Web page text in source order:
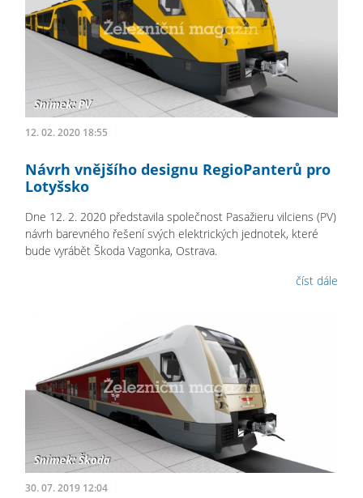
12. 02. 2020 18:55
Návrh vnějšího designu RegioPanterů pro
Lotyšsko
Dne 12. 2. 2020 představila společnost Pasažieru vilciens (PV)
návrh barevného řešení svých elektrických jednotek, které
bude vyrábět Škoda Vagonka, Ostrava.
číst dále
30. 07. 2019 12:04